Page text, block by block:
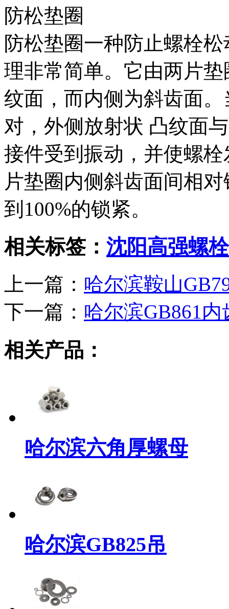
防松垫圈
防松垫圈一种防止螺栓
理非常简单。它由两片
纹面，而内侧为斜齿面
对，外侧放射状 凸纹面
接件受到振动，并使螺
片垫圈内侧斜齿面间相
到100%的锁紧。
相关标签： 沈阳高强螺栓
上一篇： 哈尔滨鞍山
下一篇： 哈尔滨GB861内
相关产品：
哈尔滨六角厚螺母
哈尔滨GB825吊